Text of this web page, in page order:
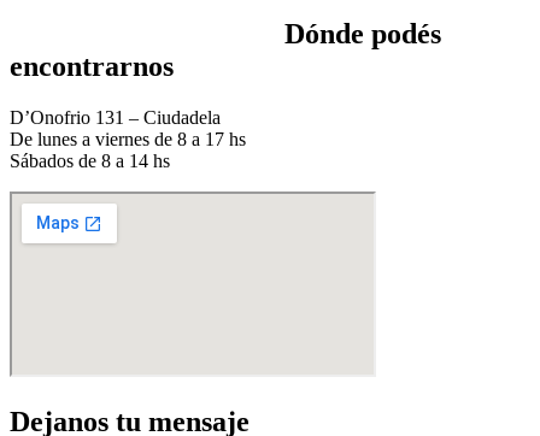
Dónde podés
encontrarnos
D’Onofrio 131 – Ciudadela
De lunes a viernes de 8 a 17 hs
Sábados de 8 a 14 hs
Dejanos tu mensaje